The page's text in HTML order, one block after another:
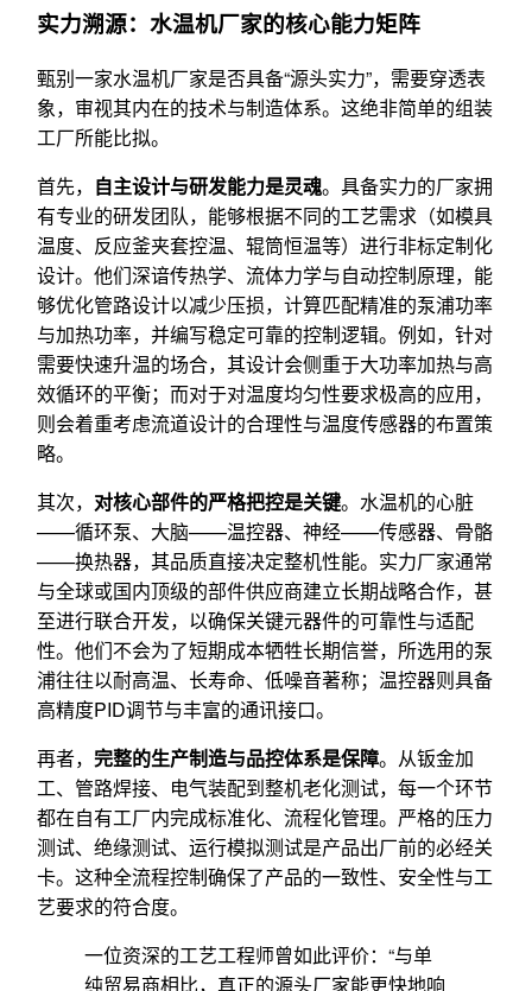
实力溯源：水温机厂家的核心能力矩阵
甄别一家水温机厂家是否具备“源头实力”，需要穿透表
象，审视其内在的技术与制造体系。这绝非简单的组装
工厂所能比拟。
首先， 自主设计与研发能力是灵魂。具备实力的厂家拥
有专业的研发团队，能够根据不同的工艺需求（如模具
温度、反应釜夹套控温、辊筒恒温等）进行非标定制化
设计。他们深谙传热学、流体力学与自动控制原理，能
够优化管路设计以减少压损，计算匹配精准的泵浦功率
与加热功率，并编写稳定可靠的控制逻辑。例如，针对
需要快速升温的场合，其设计会侧重于大功率加热与高
效循环的平衡；而对于对温度均匀性要求极高的应用，
则会着重考虑流道设计的合理性与温度传感器的布置策
略。
其次， 对核心部件的严格把控是关键。水温机的心脏
——循环泵、大脑——温控器、神经——传感器、骨骼
——换热器，其品质直接决定整机性能。实力厂家通常
与全球或国内顶级的部件供应商建立长期战略合作，甚
至进行联合开发，以确保关键元器件的可靠性与适配
性。他们不会为了短期成本牺牲长期信誉，所选用的泵
浦往往以耐高温、长寿命、低噪音著称；温控器则具备
高精度PID调节与丰富的通讯接口。
再者， 完整的生产制造与品控体系是保障。从钣金加
工、管路焊接、电气装配到整机老化测试，每一个环节
都在自有工厂内完成标准化、流程化管理。严格的压力
测试、绝缘测试、运行模拟测试是产品出厂前的必经关
卡。这种全流程控制确保了产品的一致性、安全性与工
艺要求的符合度。
一位资深的工艺工程师曾如此评价：“与单
纯贸易商相比，真正的源头厂家能更快地响